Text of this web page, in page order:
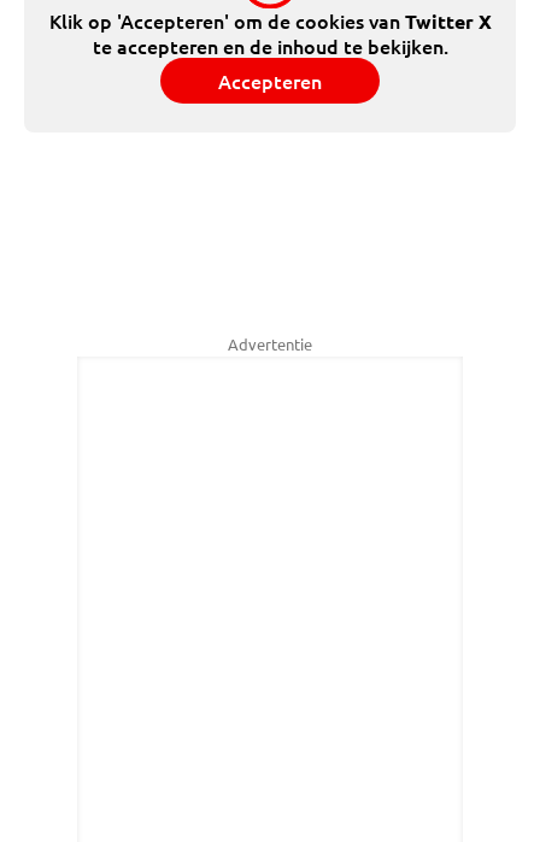
Klik op 'Accepteren' om de cookies vanTwitter X
te accepteren en de inhoud te bekijken.
Accepteren
Advertentie